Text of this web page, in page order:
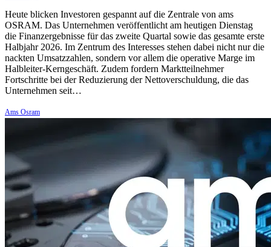
Heute blicken Investoren gespannt auf die Zentrale von ams
OSRAM. Das Unternehmen veröffentlicht am heutigen Dienstag
die Finanzergebnisse für das zweite Quartal sowie das gesamte erste
Halbjahr 2026. Im Zentrum des Interesses stehen dabei nicht nur die
nackten Umsatzzahlen, sondern vor allem die operative Marge im
Halbleiter-Kerngeschäft. Zudem fordern Marktteilnehmer
Fortschritte bei der Reduzierung der Nettoverschuldung, die das
Unternehmen seit…
Ams Osram